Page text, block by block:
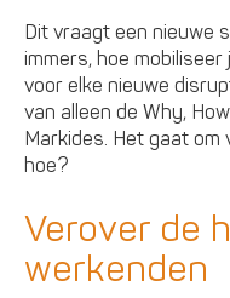
Dit vraagt een nieuwe
immers, hoe
voor elke nieuwe
van alleen de Why,
Markides. Het gaat om
hoe?
Verover de
werkenden